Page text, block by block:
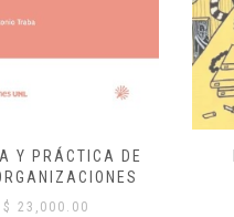
Y PRÁCTICA DE
$ 23,000.00